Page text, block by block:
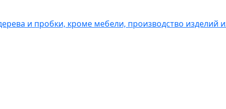
и пробки, кроме мебели, производство изделий